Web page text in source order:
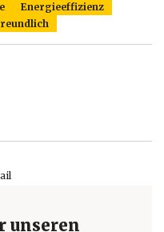
Energieeffizienz
unseren